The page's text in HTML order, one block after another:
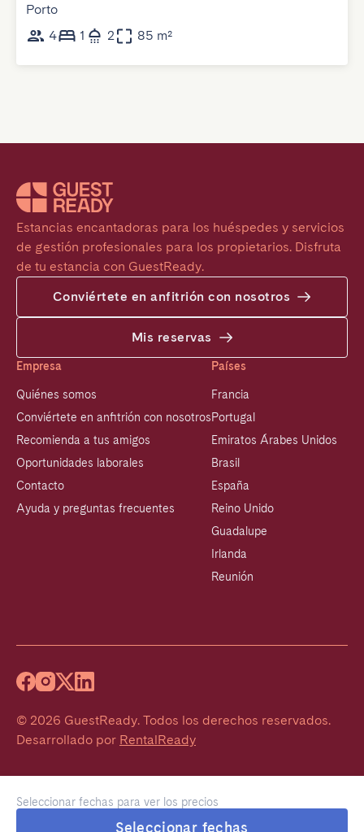
Seleccionar fechas para ver los precios
Seleccionar fechas
Porto
4
1 2 85 m²
Estancias encantadoras para los huéspedes y servicios
de gestión profesionales para los propietarios. Disfruta
de tu estancia con GuestReady.
Conviértete en anfitrión con nosotros
Mis reservas
Empresa
Quiénes somos
Conviértete en anfitrión con nosotros
Recomienda a tus amigos
Oportunidades laborales
Contacto
Ayuda y preguntas frecuentes
Países
Francia
Portugal
Emiratos Árabes Unidos
Brasil
España
Reino Unido
Guadalupe
Irlanda
Reunión
© 2026 GuestReady. Todos los derechos reservados.
Desarrollado por RentalReady